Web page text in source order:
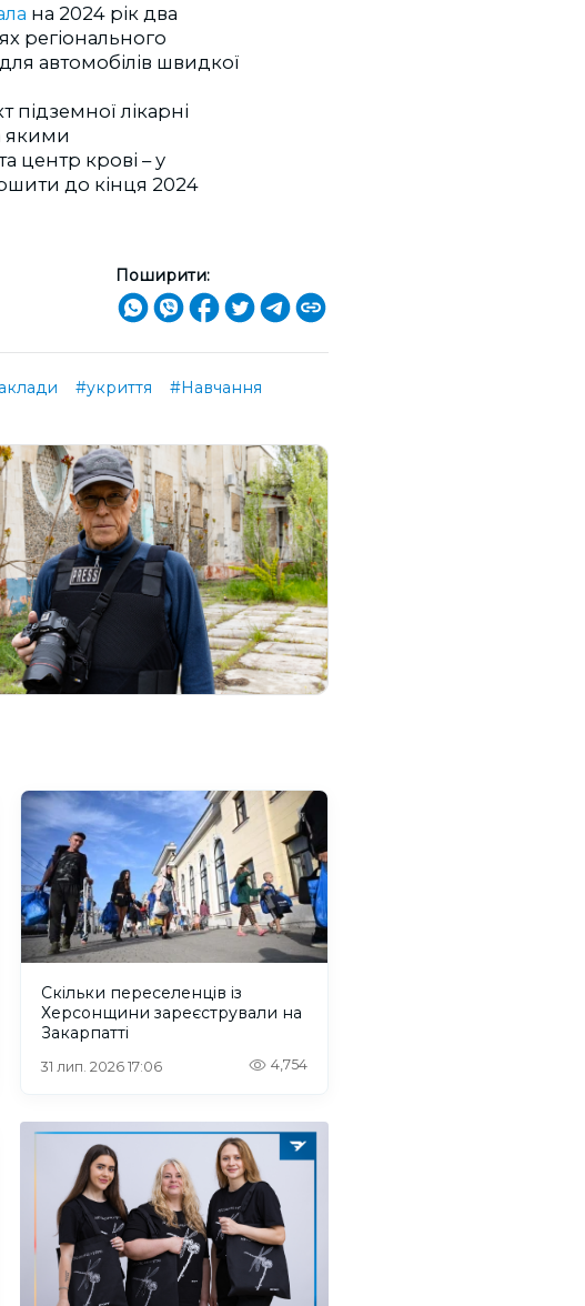
на 2024 рік два
регіонального
автомобілів швидкої
підземної лікарні
якими
центр крові – у
до кінця 2024
Поширити:
#укриття #Навчання
Скільки переселенців із
Херсонщини зареєстрували на
Закарпатті
31 лип. 2026 17:06 4,754